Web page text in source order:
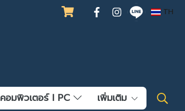
TH
คอมพิวเตอร์ l PC เพิ่มเติม